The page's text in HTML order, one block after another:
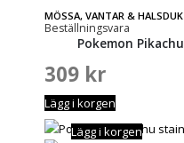
MÖSSA, VANTAR & HALSDUK
Beställningsvara
Pokemon
309 kr
Lägg i korgen
Lägg i korgen